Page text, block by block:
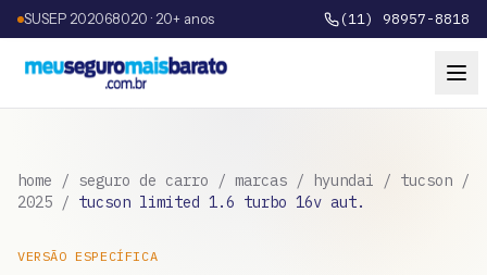
SUSEP 202068020 · 20+ anos (11) 98957-8818
home / seguro de carro / marcas / hyundai / tucson /
2025 / tucson limited 1.6 turbo 16v aut.
VERSÃO ESPECÍFICA